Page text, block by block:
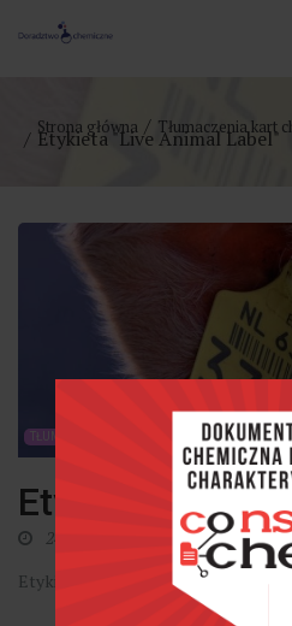
Strona główna Tłumaczenia kart
Etykieta "Live Animal Label"
TŁUMACZENIA KART CHARAKTERYSTYKI
Etykieta "Live
24 listopada 2020
Etykieta "Live Animal Label